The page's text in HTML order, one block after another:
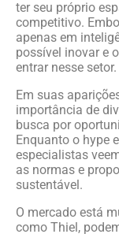
ter seu próprio
competitivo.
apenas em
possível inovar e
entrar nesse setor.
Em suas
importância de
busca por
Enquanto o hype
especialistas
as normas e
sustentável.
O mercado está
como Thiel,